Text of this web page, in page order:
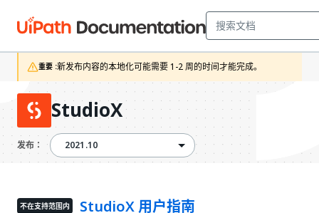
重要 :新发布内容的本地化可能需要 1-2 周的时间才能完成。
StudioX
发布： 2021.102021.10
不在支持范围内 StudioX 用户指南